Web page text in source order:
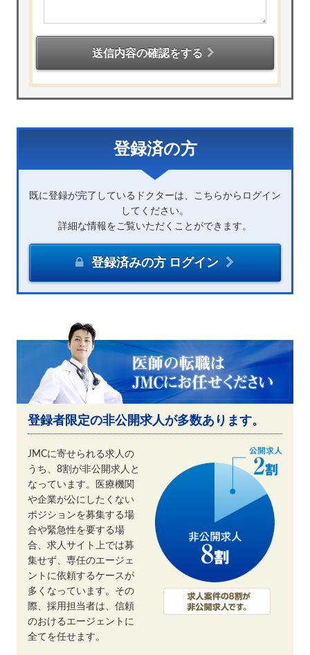
送信内容の確認をする
登録済の方
既に登録が完了しているドクターは、こちらからログイン
してください。
詳細な情報をご覧いただくことができます。
登録済みの方 ログイン
登録者限定の非公開求人が多数あります。
JMCに寄せられる求人の
うち、8割が非公開求人と
なっています。医療機関
や企業が公にしたくない
ポジションを募集する場
合や緊急性を要する場
合、求人サイト上では募
集せず、専任のエージェ
ントに依頼するケースが
多くなっています。その
際、採用担当者は、信頼
のおけるエージェントに
全てを任せます。